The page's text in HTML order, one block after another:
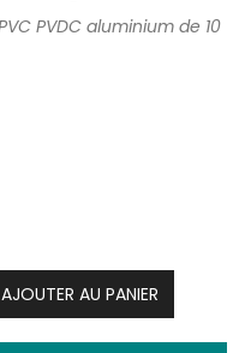
PVDC aluminium de 10
AJOUTER AU PANIER